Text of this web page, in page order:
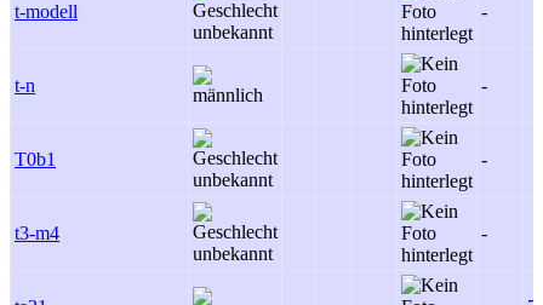
t-modell -
t-n -
T0b1 -
t3-m4 -